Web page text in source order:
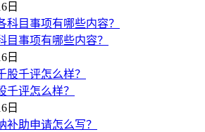
日
目事项有哪些内容？
日
千评怎么样？
日